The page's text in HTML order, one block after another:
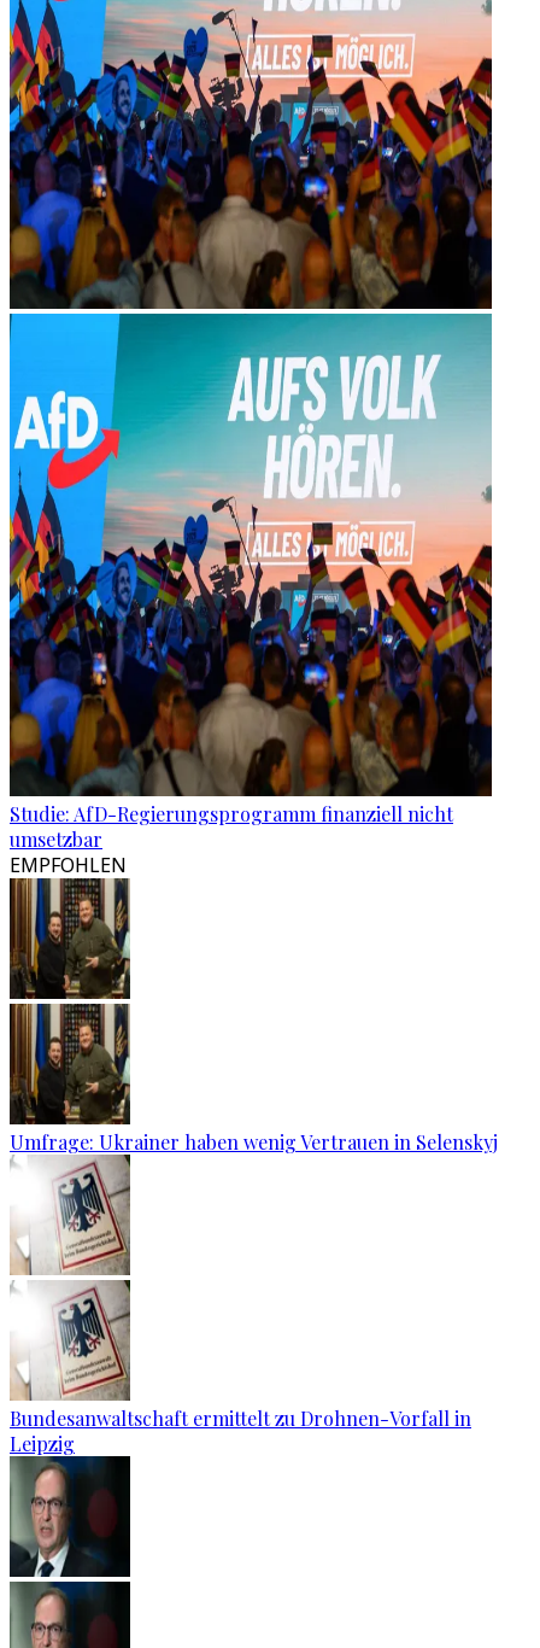
Studie: AfD-Regierungsprogramm finanziell nicht
umsetzbar
EMPFOHLEN
Umfrage: Ukrainer haben wenig Vertrauen in Selenskyj
Bundesanwaltschaft ermittelt zu Drohnen-Vorfall in
Leipzig